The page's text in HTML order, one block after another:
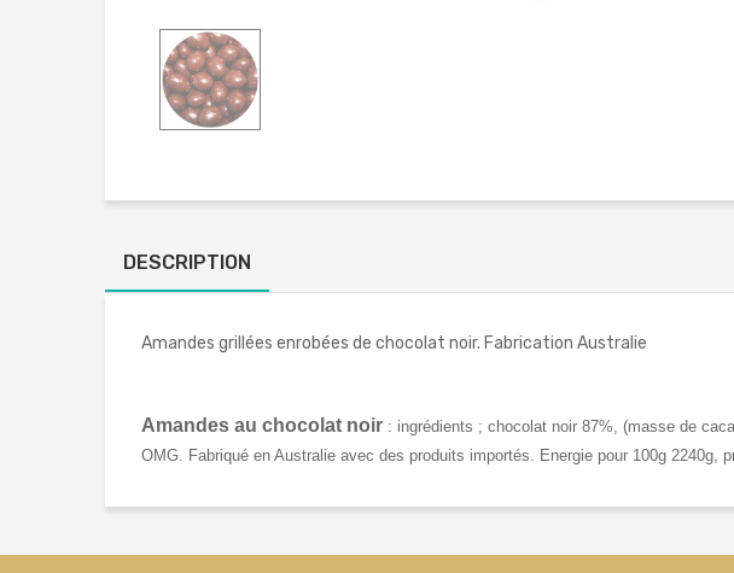
DESCRIPTION
Amandes grillées enrobées de chocolat noir. Fabrication Australie
Amandes au chocolat noir : ingrédients ; chocolat noir 87%, (masse de
OMG. Fabriqué en Australie avec des produits importés. Energie pour 100g 2240g,